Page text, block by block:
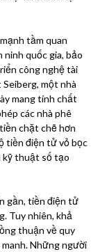
tầm quan
quốc gia, bảo
công nghệ tài
một nhà
mang tính chất
các nhà phê
chặt chẽ hơn
tiền điện tử vỏ bọc
kỹ thuật số tạo
gần, tiền điện tử
Tuy nhiên, khả
thuận về quy
Những người